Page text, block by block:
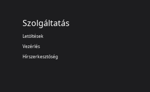
Szolgáltatás
Letöltések
Vezérlés
Hírszerkesztőség